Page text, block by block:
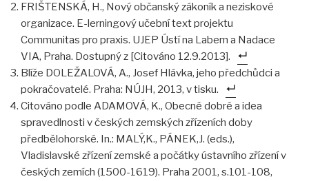
FRIŠTENSKÁ, H., Nový občanský zákoník a neziskové
organizace. E-lerningový učební text projektu
Communitas pro praxis. UJEP Ústí na Labem a Nadace
VIA, Praha. Dostupný z [Citováno 12.9.2013].
Blíže DOLEŽALOVÁ, A., Josef Hlávka, jeho předchůdci a
pokračovatelé. Praha: NÚJH, 2013, v tisku.
Citováno podle ADAMOVÁ, K., Obecné dobré a idea
spravedlnosti v českých zemských zřízeních doby
předbělohorské. In.: MALÝ,K., PÁNEK,J. (eds.),
Vladislavské zřízení zemské a počátky ústavního zřízení v
českých zemích (1500-1619). Praha 2001, s.101-108,